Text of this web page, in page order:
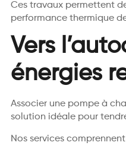
Ces travaux permettent
performance thermique
Vers
énergies
Associer une pompe à
solution idéale pour
Nos services comprennent